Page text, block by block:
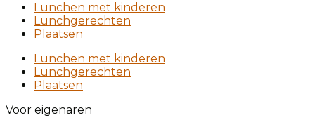
Lunchen met kinderen
Lunchgerechten
Plaatsen
Lunchen met kinderen
Lunchgerechten
Plaatsen
Voor eigenaren